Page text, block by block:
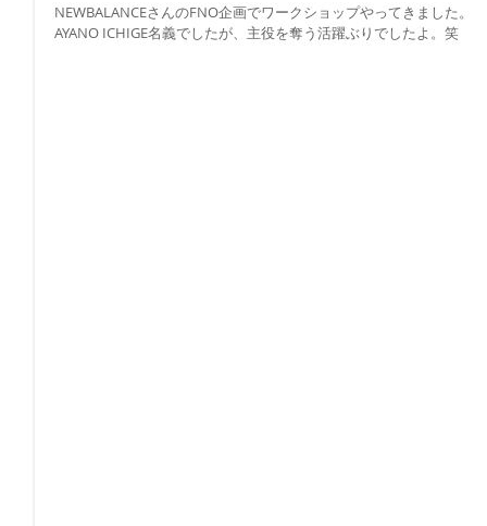
NEWBALANCEさんのFNO企画でワークショップやってきました。
AYANO ICHIGE名義でしたが、主役を奪う活躍ぶりでしたよ。笑